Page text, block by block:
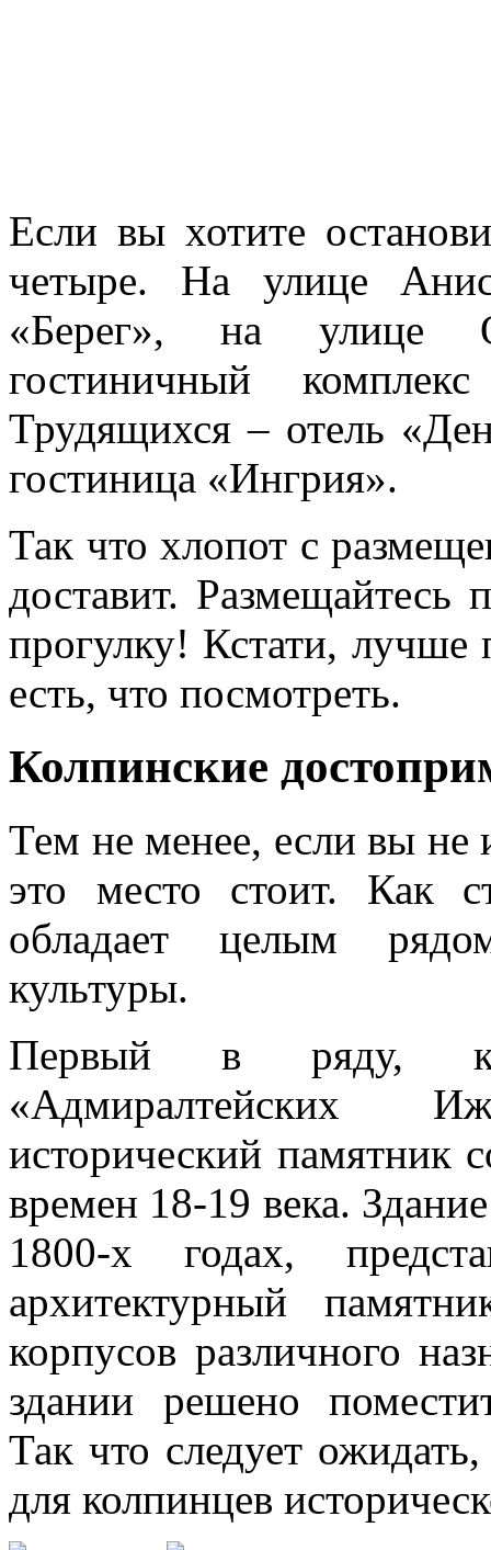
Если вы хотите
четыре. На улице
«Берег», на улице
гостиничный
Трудящихся – отель
гостиница «Ингрия».
Так что хлопот с
доставит.
прогулку! Кстати,
есть, что посмотреть.
Колпинские
Тем не менее, если вы не
это место стоит. Как
обладает целым
культуры.
Первый в ряду,
«Адмиралтейских
исторический памятник
времен 18-19 века.
1800-х годах,
архитектурный
корпусов различного
здании решено
Так что следует
для колпинцев